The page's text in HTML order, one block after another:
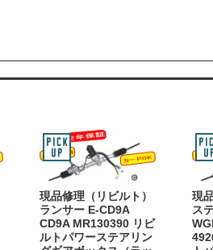
現品修理（リビルト）
ランサー E-CD9A
CD9A MR130390 リビ
ルトパワーステアリン
現
ス